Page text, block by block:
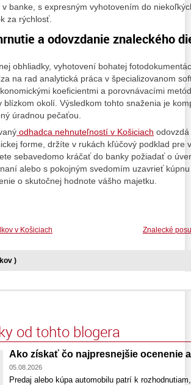
banke, s expresným vyhotovením do
za rýchlosť.
a odovzdanie znaleckého
obhliadky, vyhotovení bohatej
na rad analytická práca v špecializovanom
koeficientmi a porovnávacími
blízkom okolí. Výsledkom tohto snaženia je
úradnou pečaťou.
odhadca nehnuteľností v Košiciach
forme, držíte v rukách kľúčový podklad pre
sebavedomo kráčať do banky požiadať o
alebo s pokojným svedomím uzavrieť
o skutočnej hodnote vášho majetku.
Znalecké
v Košiciach
)
od tohto blogera
Ako získať čo najpresnejšie ocenenie
05.08.2026
Predaj alebo kúpa automobilu patrí k